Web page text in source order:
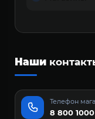
Наши
Телефон
8 800